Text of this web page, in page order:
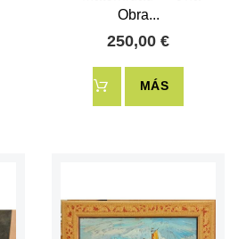
Obra...
250,00 €
MÁS